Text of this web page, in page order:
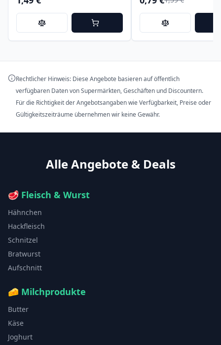
Rechtlicher Hinweis: Diese Angebote basieren auf öffentlich
verfügbaren Daten von Supermärkten, Geschäften und Discountern.
Für die Richtigkeit der Angebotsangaben wie Verfügbarkeit, Preise oder
Gültigkeitszeiträume übernehmen wir keine Gewähr.
Alle Angebote & Deals
🥩 Fleisch & Wurst
Hähnchen
Hackfleisch
Schnitzel
Bratwurst
Aufschnitt
🧀 Milchprodukte
Butter
Käse
Joghurt